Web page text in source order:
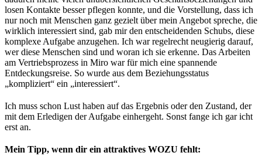
losen Kontakte besser pflegen konnte, und die Vorstellung, dass ich
nur noch mit Menschen ganz gezielt über mein Angebot spreche, die
wirklich interessiert sind, gab mir den entscheidenden Schubs, diese
komplexe Aufgabe anzugehen. Ich war regelrecht neugierig darauf,
wer diese Menschen sind und woran ich sie erkenne. Das Arbeiten
am Vertriebsprozess in Miro war für mich eine spannende
Entdeckungsreise. So wurde aus dem Beziehungsstatus
„kompliziert“ ein „interessiert“.
Ich muss schon Lust haben auf das Ergebnis oder den Zustand, der
mit dem Erledigen der Aufgabe einhergeht. Sonst fange ich gar icht
erst an.
Mein Tipp, wenn dir ein attraktives WOZU fehlt: